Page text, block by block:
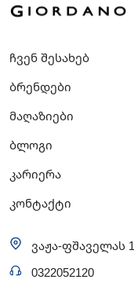
ჩვენ შესახებ
ბრენდები
მაღაზიები
ბლოგი
კარიერა
კონტაქტი
ვაჟა-ფშაველას
0322052120